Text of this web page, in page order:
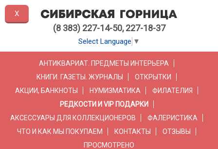
(8 383) 227-14-50, 227-18-37
Select Language ▼
АНТИКВАРИАТ. ПРЕДМЕТЫ ИНТЕРЬЕРА
КНИГИ. ГАЗЕТЫ. ЖУРНАЛЫ
ОТКРЫТКИ
АКЦИИ, БАНКНОТЫ
НУМИЗМАТИКА
ФИЛАТЕЛИЯ
РЕДКОСТИ И VIP ПОДАРКИ
АКСЕССУАРЫ ДЛЯ КОЛЛЕКЦИОНЕРОВ
ФАЛЕРИСТИКА
ЧТО И КАК МЫ ПОКУПАЕМ
КОНТАКТЫ
ОТЗЫВЫ
ПРОСМОТРЕНО
X